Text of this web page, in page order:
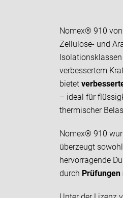
Nomex® 910
Zellulose- und
Isolationsklassen
verbessertem
bietet
– ideal für
thermischer
Nomex® 910
überzeugt
hervorragende
durch Prüfungen